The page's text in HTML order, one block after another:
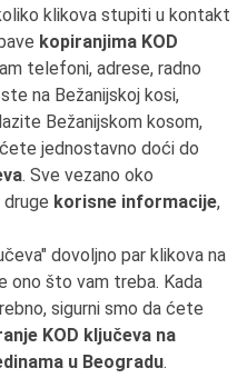
klikova stupiti u kontakt
kopiranjima KOD
telefoni, adrese, radno
na Bežanijskoj kosi,
Bežanijskom kosom,
jednostavno doći do
. Sve vezano oko
druge korisne informacije,
dovoljno par klikova na
ono što vam treba. Kada
sigurni smo da ćete
KOD ključeva na
u Beogradu.